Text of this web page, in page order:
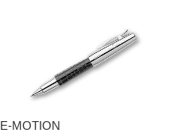
E-MOTION